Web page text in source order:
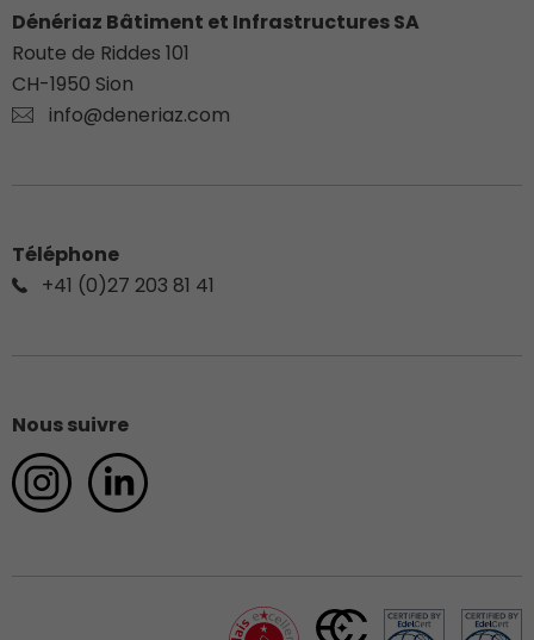
Dénériaz Bâtiment et Infrastructures SA
Route de Riddes 101
CH-1950 Sion
info@deneriaz.com
Téléphone
+41 (0)27 203 81 41
Nous suivre